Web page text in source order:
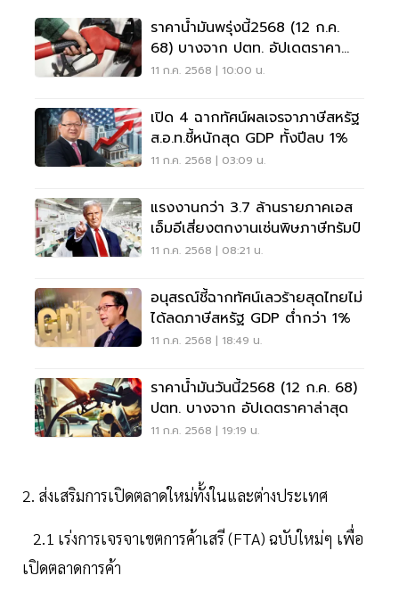
ราคาน้ำมันพรุ่งนี้2568 (12 ก.ค.
68) บางจาก ปตท. อัปเดตราคา
ล่าสุด
11 ก.ค. 2568 | 10:00 น.
เปิด 4 ฉากทัศน์ผลเจรจาภาษีสหรัฐ
ส.อ.ท.ชี้หนักสุด GDP ทั้งปีลบ 1%
11 ก.ค. 2568 | 03:09 น.
แรงงานกว่า 3.7 ล้านรายภาคเอส
เอ็มอีเสี่ยงตกงานเซ่นพิษภาษีทรัมป์
11 ก.ค. 2568 | 08:21 น.
อนุสรณ์ชี้ฉากทัศน์เลวร้ายสุดไทยไม่
ได้ลดภาษีสหรัฐ GDP ต่ำกว่า 1%
11 ก.ค. 2568 | 18:49 น.
ราคาน้ำมันวันนี้2568 (12 ก.ค. 68)
ปตท. บางจาก อัปเดตราคาล่าสุด
11 ก.ค. 2568 | 19:19 น.
2. ส่งเสริมการเปิดตลาดใหม่ทั้งในและต่างประเทศ
2.1 เร่งการเจรจาเขตการค้าเสรี (FTA) ฉบับใหม่ๆ เพื่อ
เปิดตลาดการค้า